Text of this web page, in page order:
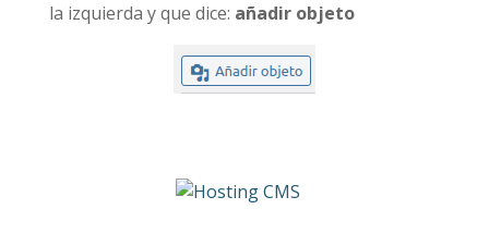
la izquierda y que dice: añadir objeto